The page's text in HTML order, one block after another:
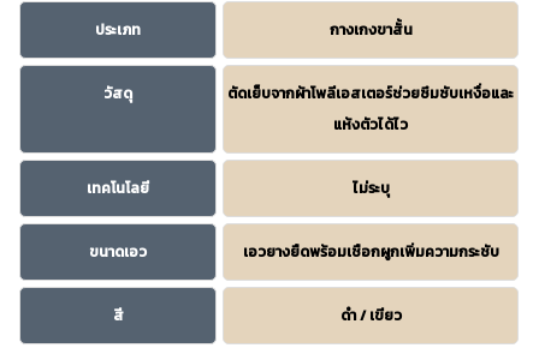
ประเภท กางเกงขาสั้น
วัสดุ
ตัดเย็บจากผ้าโพลีเอสเตอร์ช่วยซึมซับเหงื่อและ
แห้งตัวได้ไว
เทคโนโลยี ไม่ระบุ
ขนาดเอว เอวยางยืดพร้อมเชือกผูกเพิ่มความกระชับ
สี ดำ / เขียว